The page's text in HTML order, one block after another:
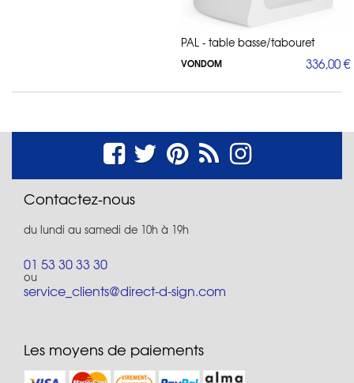
PAL - table basse/tabouret
VONDOM 336,00 €
Contactez-nous
du lundi au samedi de 10h à 19h
01 53 30 33 30
ou
service_clients@direct-d-sign.com
Les moyens de paiements